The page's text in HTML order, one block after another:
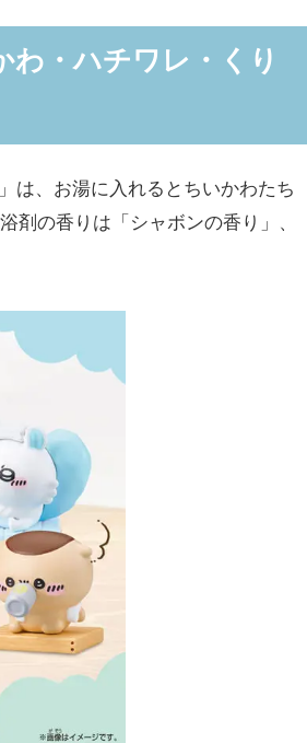
わ・ハチワレ・くり
は、お湯に入れるとちいかわたち
剤の香りは「シャボンの香り」、